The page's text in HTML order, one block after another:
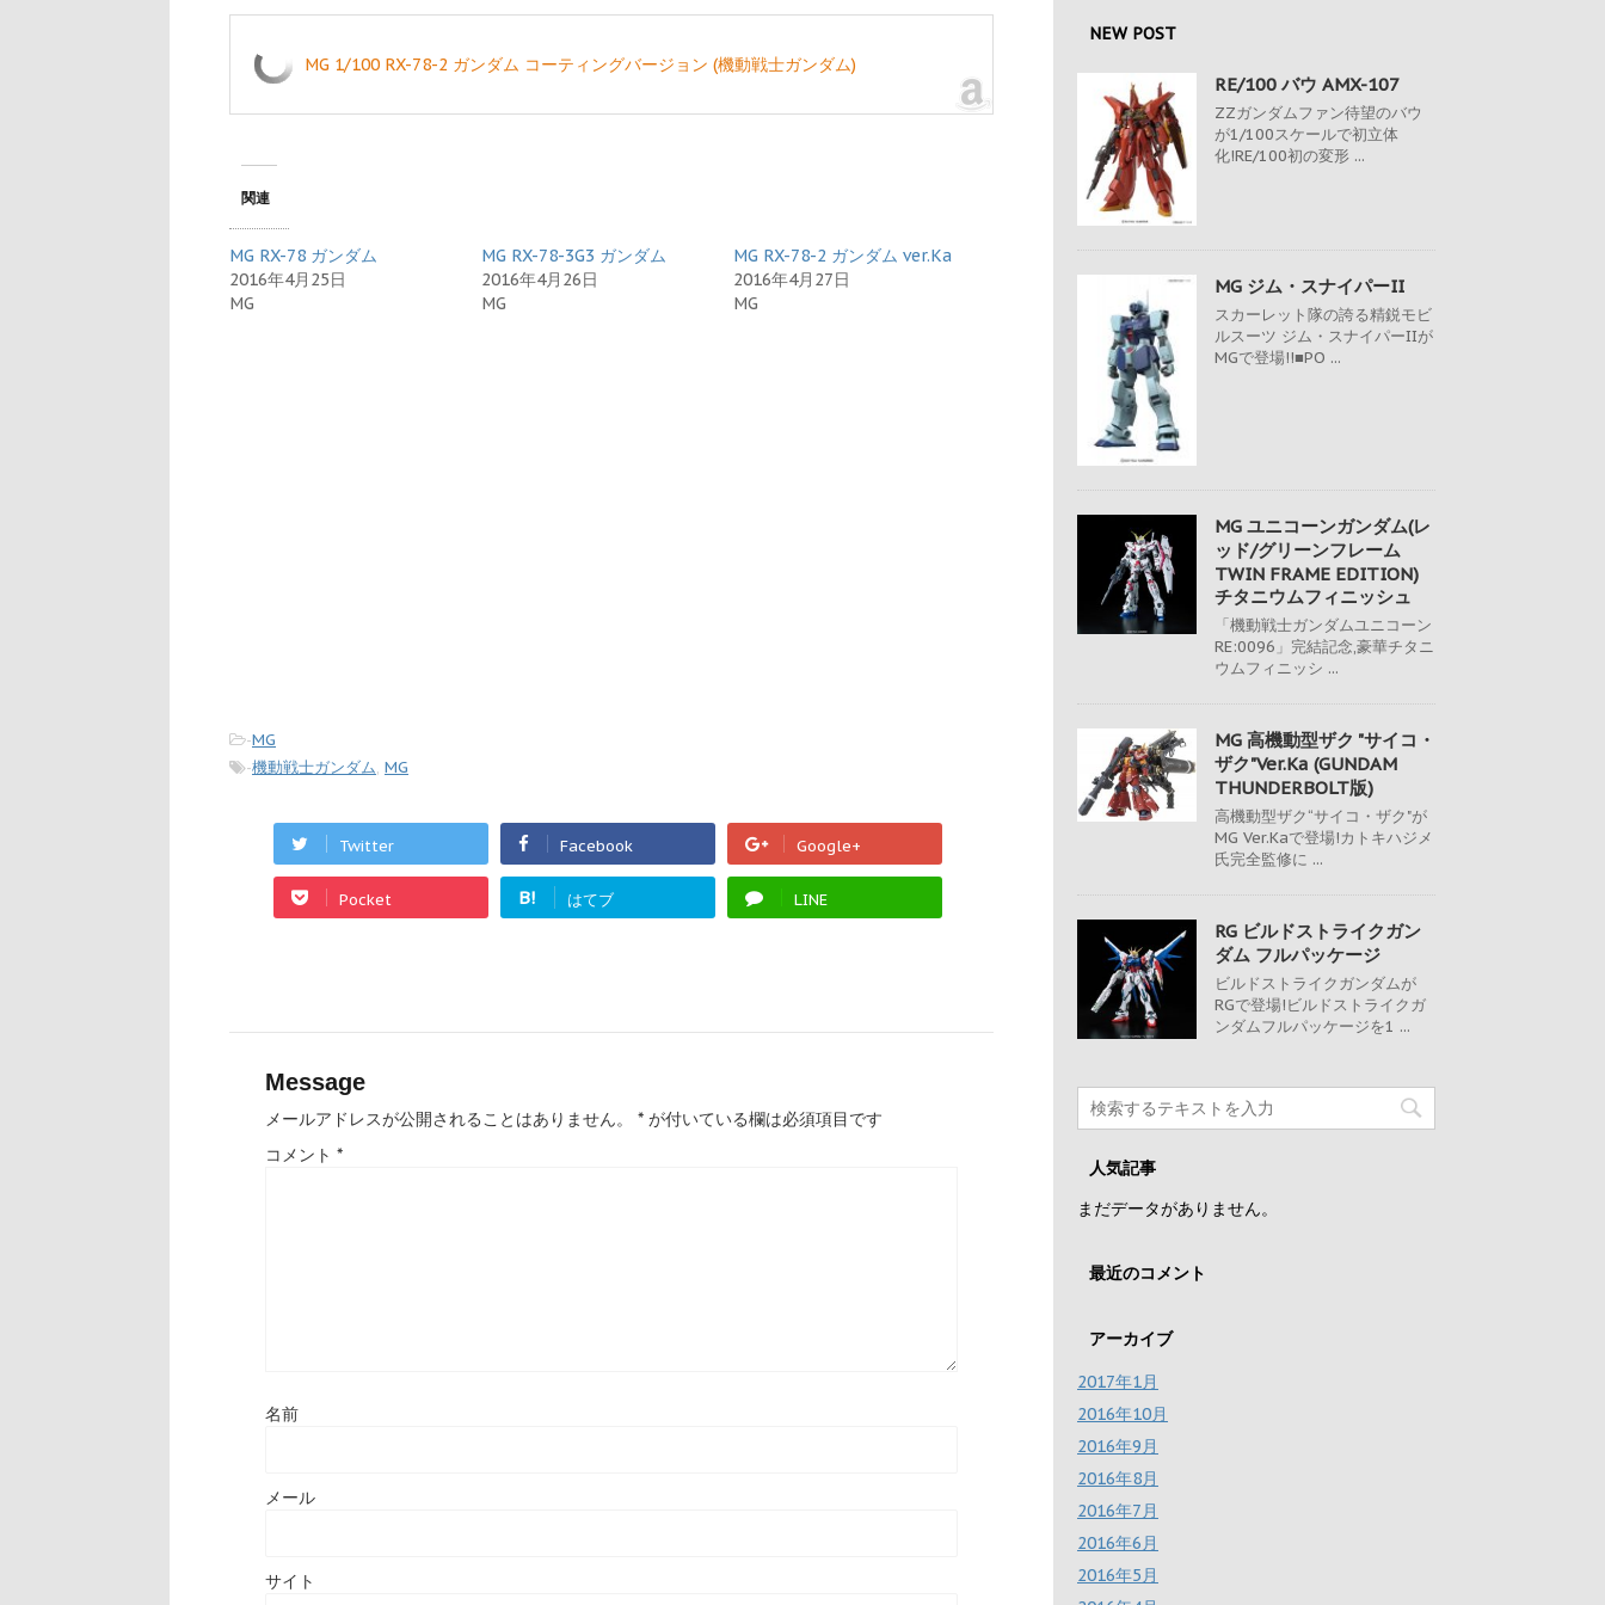
MG 1/100 RX-78-2 ガンダム コーティングバージョン (機動戦士ガンダム)
関連
MG RX-78 ガンダム
2016年4月25日
MG
MG RX-78-3G3 ガンダム
2016年4月26日
MG
MG RX-78-2 ガンダム ver.Ka
2016年4月27日
MG
-MG
-機動戦士ガンダム, MG
Twitter Facebook Google+
Pocket B! はてブ LINE
Message
メールアドレスが公開されることはありません。 * が付いている欄は必須項目です
コメント *
名前
メール
サイト
NEW POST
RE/100 バウ AMX-107
ZZガンダムファン待望のバウ
が1/100スケールで初立体
化!RE/100初の変形 ...
MG ジム・スナイパーII
スカーレット隊の誇る精鋭モビ
ルスーツ ジム・スナイパーIIが
MGで登場!!■PO ...
MG ユニコーンガンダム(レ
ッド/グリーンフレーム
TWIN FRAME EDITION)
チタニウムフィニッシュ
「機動戦士ガンダムユニコーン
RE:0096」完結記念,豪華チタニ
ウムフィニッシ ...
MG 高機動型ザク "サイコ・
ザク"Ver.Ka (GUNDAM
THUNDERBOLT版)
高機動型ザク“サイコ・ザク"が
MG Ver.Kaで登場!カトキハジメ
氏完全監修に ...
RG ビルドストライクガン
ダム フルパッケージ
ビルドストライクガンダムが
RGで登場!ビルドストライクガ
ンダムフルパッケージを1 ...
人気記事
まだデータがありません。
最近のコメント
アーカイブ
2017年1月
2016年10月
2016年9月
2016年8月
2016年7月
2016年6月
2016年5月